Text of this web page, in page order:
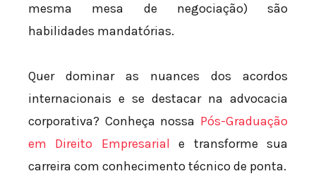
mesma mesa de negociação) são
habilidades mandatórias.
Quer dominar as nuances dos acordos
internacionais e se destacar na advocacia
corporativa? Conheça nossa Pós-Graduação
em Direito Empresarial e transforme sua
carreira com conhecimento técnico de ponta.